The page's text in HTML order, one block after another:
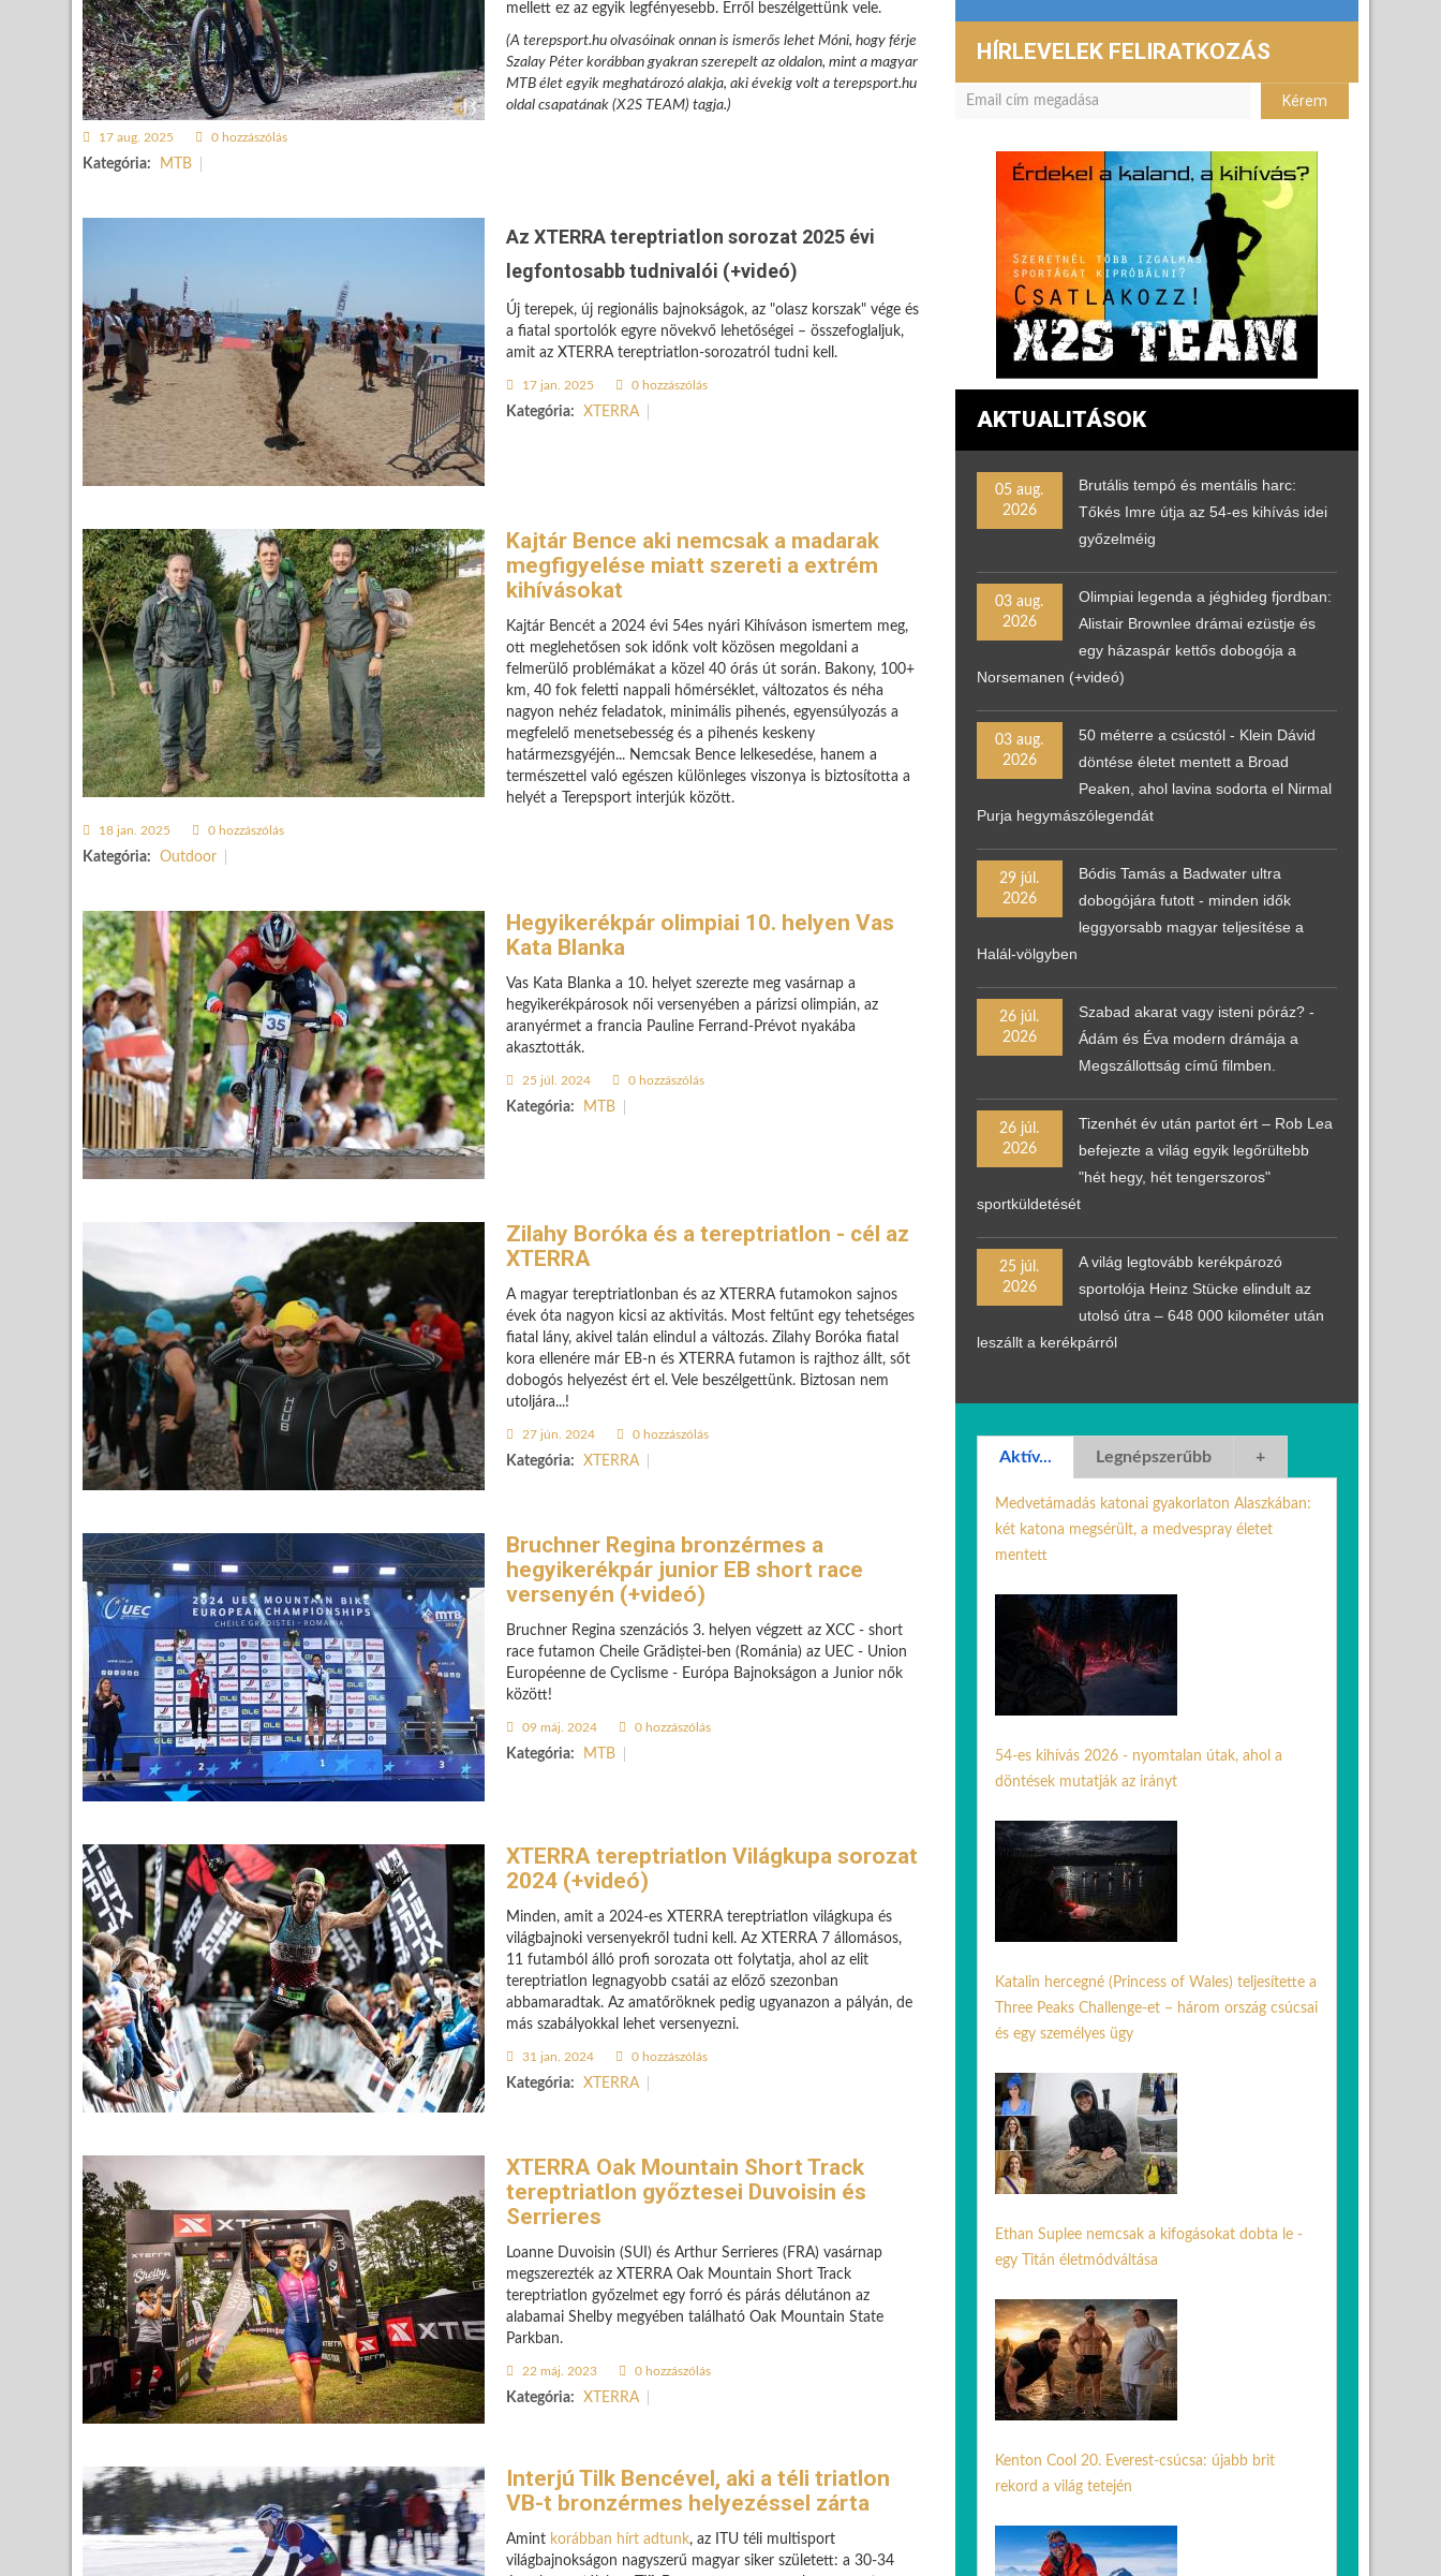
mellett ez az egyik legfényesebb. Erről beszélgettünk vele.
(A terepsport.hu olvasóinak onnan is ismerős lehet Móni, hogy férje
Szalay Péter korábban gyakran szerepelt az oldalon, mint a magyar
MTB élet egyik meghatározó alakja, aki évekig volt a terepsport.hu
oldal csapatának (X2S TEAM) tagja.)
17 aug. 2025 0 hozzászólás
Kategória: MTB
Az XTERRA tereptriatlon sorozat 2025 évi
legfontosabb tudnivalói (+videó)
Új terepek, új regionális bajnokságok, az "olasz korszak" vége és
a fiatal sportolók egyre növekvő lehetőségei – összefoglaljuk,
amit az XTERRA tereptriatlon-sorozatról tudni kell.
17 jan. 2025 0 hozzászólás
Kategória: XTERRA
Kajtár Bence aki nemcsak a madarak
megfigyelése miatt szereti a extrém
kihívásokat
Kajtár Bencét a 2024 évi 54es nyári Kihíváson ismertem meg,
ott meglehetősen sok időnk volt közösen megoldani a
felmerülő problémákat a közel 40 órás út során. Bakony, 100+
km, 40 fok feletti nappali hőmérséklet, változatos és néha
nagyon nehéz feladatok, minimális pihenés, egyensúlyozás a
megfelelő menetsebesség és a pihenés keskeny
határmezsgyéjén... Nemcsak Bence lelkesedése, hanem a
természettel való egészen különleges viszonya is biztosította a
helyét a Terepsport interjúk között.
18 jan. 2025 0 hozzászólás
Kategória: Outdoor
Hegyikerékpár olimpiai 10. helyen Vas
Kata Blanka
Vas Kata Blanka a 10. helyet szerezte meg vasárnap a
hegyikerékpárosok női versenyében a párizsi olimpián, az
aranyérmet a francia Pauline Ferrand-Prévot nyakába
akasztották.
25 júl. 2024 0 hozzászólás
Kategória: MTB
Zilahy Boróka és a tereptriatlon - cél az
XTERRA
A magyar tereptriatlonban és az XTERRA futamokon sajnos
évek óta nagyon kicsi az aktivitás. Most feltűnt egy tehetséges
fiatal lány, akivel talán elindul a változás. Zilahy Boróka fiatal
kora ellenére már EB-n és XTERRA futamon is rajthoz állt, sőt
dobogós helyezést ért el. Vele beszélgettünk. Biztosan nem
utoljára...!
27 jún. 2024 0 hozzászólás
Kategória: XTERRA
Bruchner Regina bronzérmes a
hegyikerékpár junior EB short race
versenyén (+videó)
Bruchner Regina szenzációs 3. helyen végzett az XCC - short
race futamon Cheile Grădiștei-ben (Románia) az UEC - Union
Européenne de Cyclisme - Európa Bajnokságon a Junior nők
között!
09 máj. 2024 0 hozzászólás
Kategória: MTB
XTERRA tereptriatlon Világkupa sorozat
2024 (+videó)
Minden, amit a 2024-es XTERRA tereptriatlon világkupa és
világbajnoki versenyekről tudni kell. Az XTERRA 7 állomásos,
11 futamból álló profi sorozata ott folytatja, ahol az elit
tereptriatlon legnagyobb csatái az előző szezonban
abbamaradtak. Az amatőröknek pedig ugyanazon a pályán, de
más szabályokkal lehet versenyezni.
31 jan. 2024 0 hozzászólás
Kategória: XTERRA
XTERRA Oak Mountain Short Track
tereptriatlon győztesei Duvoisin és
Serrieres
Loanne Duvoisin (SUI) és Arthur Serrieres (FRA) vasárnap
megszerezték az XTERRA Oak Mountain Short Track
tereptriatlon győzelmet egy forró és párás délutánon az
alabamai Shelby megyében található Oak Mountain State
Parkban.
22 máj. 2023 0 hozzászólás
Kategória: XTERRA
Interjú Tilk Bencével, aki a téli triatlon
VB-t bronzérmes helyezéssel zárta
Amint korábban hírt adtunk, az ITU téli multisport
világbajnokságon nagyszerű magyar siker született: a 30-34
HÍRLEVELEK FELIRATKOZÁS
AKTUALITÁSOK
05 aug.
2026
Brutális tempó és mentális harc:
Tőkés Imre útja az 54-es kihívás idei
győzelméig
03 aug.
2026
Olimpiai legenda a jéghideg fjordban:
Alistair Brownlee drámai ezüstje és
egy házaspár kettős dobogója a
Norsemanen (+videó)
03 aug.
2026
50 méterre a csúcstól - Klein Dávid
döntése életet mentett a Broad
Peaken, ahol lavina sodorta el Nirmal
Purja hegymászólegendát
29 júl.
2026
Bódis Tamás a Badwater ultra
dobogójára futott - minden idők
leggyorsabb magyar teljesítése a
Halál-völgyben
26 júl.
2026
Szabad akarat vagy isteni póráz? -
Ádám és Éva modern drámája a
Megszállottság című filmben.
26 júl.
2026
Tizenhét év után partot ért – Rob Lea
befejezte a világ egyik legőrültebb
"hét hegy, hét tengerszoros"
sportküldetését
25 júl.
2026
A világ legtovább kerékpározó
sportolója Heinz Stücke elindult az
utolsó útra – 648 000 kilométer után
leszállt a kerékpárról
Aktív... Legnépszerűbb +
Medvetámadás katonai gyakorlaton Alaszkában:
két katona megsérült, a medvespray életet
mentett
54-es kihívás 2026 - nyomtalan útak, ahol a
döntések mutatják az irányt
Katalin hercegné (Princess of Wales) teljesítette a
Three Peaks Challenge-et – három ország csúcsai
és egy személyes ügy
Ethan Suplee nemcsak a kifogásokat dobta le -
egy Titán életmódváltása
Kenton Cool 20. Everest-csúcsa: újabb brit
rekord a világ tetején